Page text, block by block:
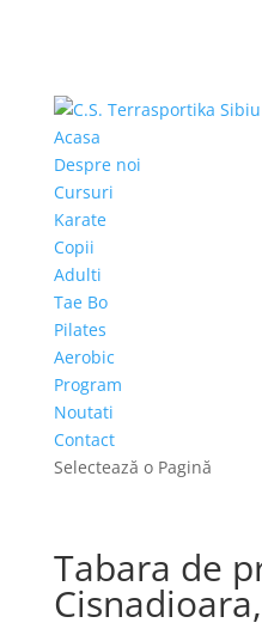
Acasa
Despre noi
Cursuri
Karate
Copii
Adulti
Tae Bo
Pilates
Aerobic
Program
Noutati
Contact
Selectează o Pagină
Tabara de